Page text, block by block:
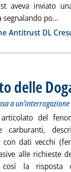
aveva inviato
po...
Antitrust DL
delle
a
del
carburanti,
con dati vecchi
alle richieste
così la risposta